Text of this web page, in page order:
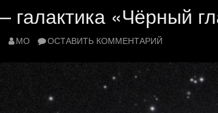
галактика «Чёрный
MO ОСТАВИТЬ КОММЕНТАРИЙ